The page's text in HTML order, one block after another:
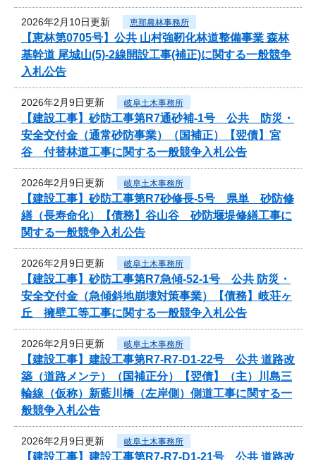
2026年2月10日更新 恵那農林事務所
【恵林第0705号】公共 山村強靭化林道整備事業 森林
基幹道 尾城山(5)-2線開設工事(補正)に関する一般競争
入札公告
2026年2月9日更新 岐阜土木事務所
【建設工事】砂防工事第R7通砂補-1号 公共 防災・
安全交付金（通常砂防事業）（国補正）【翌債】宮
谷 付替林道工事に関する一般競争入札公告
2026年2月9日更新 岐阜土木事務所
【建設工事】砂防工事第R7砂修長-5号 県単 砂防修
繕（長寿命化）【債務】谷山谷 砂防堰堤修繕工事に
関する一般競争入札公告
2026年2月9日更新 岐阜土木事務所
【建設工事】砂防工事第R7急傾-52-1号 公共 防災・
安全交付金（急傾斜地崩壊対策事業）【債務】岐荘ヶ
丘 擁壁工等工事に関する一般競争入札公告
2026年2月9日更新 岐阜土木事務所
【建設工事】建設工事第R7-R7-D1-22号 公共 道路改
築（道路メンテ）（国補正分）【翌債】（主）川島三
輪線（仮称）新藍川橋（左岸側）側道工事に関する一
般競争入札公告
2026年2月9日更新 岐阜土木事務所
【建設工事】建設工事第R7-R7-D1-21号 公共 道路改